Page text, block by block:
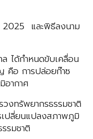
2025 และพิธีลงนาม
ได้กำหนดขับเคลื่อน
คือ การปล่อยก๊าซ
อากาศ
งทรัพยากรธรรมชาติ
ปลี่ยนแปลงสภาพภูมิ
รมชาติ